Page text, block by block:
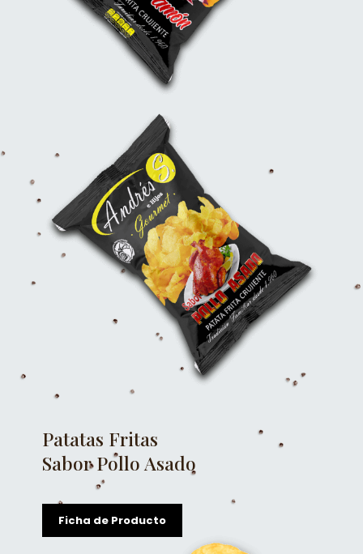
Patatas Fritas
Sabor Pollo Asado
Ficha de Producto